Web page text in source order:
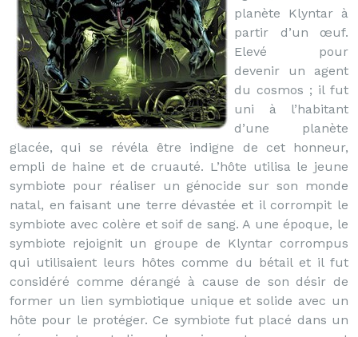
planète Klyntar à
partir d’un œuf.
Elevé pour
devenir un agent
du cosmos ; il fut
uni à l’habitant
d’une planète
glacée, qui se révéla être indigne de cet honneur,
empli de haine et de cruauté. L’hôte utilisa le jeune
symbiote pour réaliser un génocide sur son monde
natal, en faisant une terre dévastée et il corrompit le
symbiote avec colère et soif de sang. A une époque, le
symbiote rejoignit un groupe de Klyntar corrompus
qui utilisaient leurs hôtes comme du bétail et il fut
considéré comme dérangé à cause de son désir de
former un lien symbiotique unique et solide avec un
hôte pour le protéger. Ce symbiote fut placé dans un